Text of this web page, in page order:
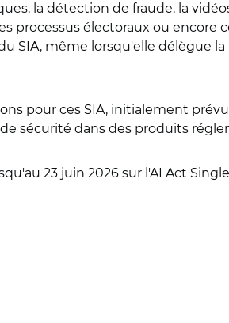
la détection de fraude, la
processus électoraux ou
SIA, même lorsqu'elle délègue
pour ces SIA, initialement
sécurité dans des produits
23 juin 2026 sur l'AI Act